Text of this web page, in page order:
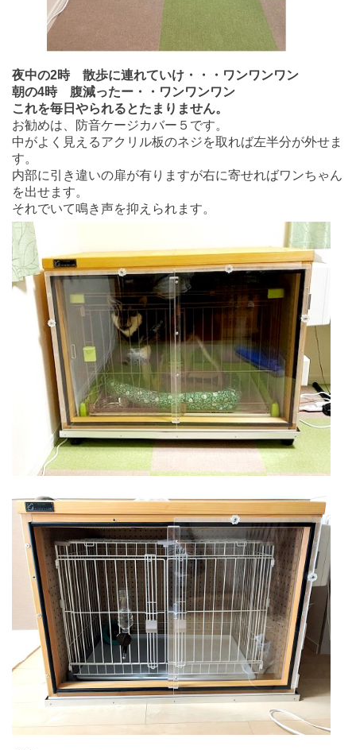
夜中の2時 散歩に連れていけ・・・ワンワンワン
朝の4時 腹減ったー・・ワンワンワン
これを毎日やられるとたまりません。
お勧めは、防音ケージカバー５です。
中がよく見えるアクリル板のネジを取れば左半分が外せま
す。
内部に引き違いの扉が有りますが右に寄せればワンちゃん
を出せます。
それでいて鳴き声を抑えられます。